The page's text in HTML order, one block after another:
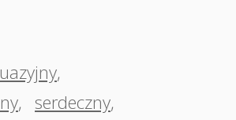
,
, serdeczny,